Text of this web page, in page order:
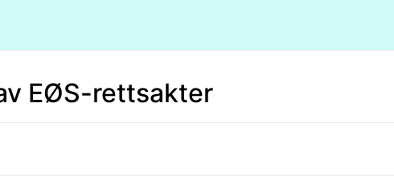
EØS-rettsakter